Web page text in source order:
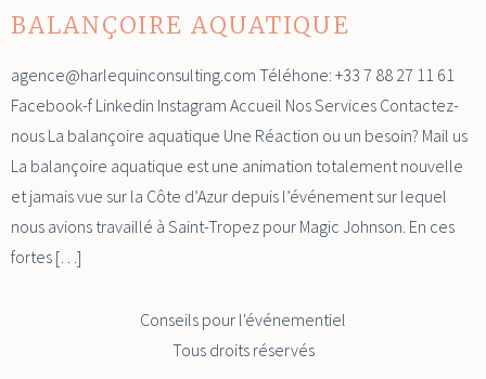
BALANÇOIRE AQUATIQUE
agence@harlequinconsulting.com Téléhone: +33 7 88 27 11 61
Facebook-f Linkedin Instagram Accueil Nos Services Contactez-
nous La balançoire aquatique Une Réaction ou un besoin? Mail us
La balançoire aquatique est une animation totalement nouvelle
et jamais vue sur la Côte d’Azur depuis l’événement sur lequel
nous avions travaillé à Saint-Tropez pour Magic Johnson. En ces
fortes […]
Conseils pour l'événementiel
Tous droits réservés